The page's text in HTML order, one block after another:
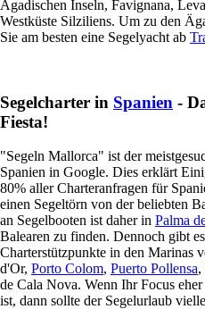
Ägadischen Inseln, Favignana,
Westküste Silziliens. Um zu den
Sie am besten eine Segelyacht ab
Segelcharter in Spanien -
Fiesta!
"Segeln Mallorca" ist der
Spanien in Google. Dies erklärt
80% aller Charteranfragen für
einen Segeltörn von der beliebten
an Segelbooten ist daher in Palma
Balearen zu finden. Dennoch gibt
Charterstützpunkte in den Marinas
d'Or, Porto Colom, Puerto Pollensa,
de Cala Nova. Wenn Ihr Focus
ist, dann sollte der Segelurlaub